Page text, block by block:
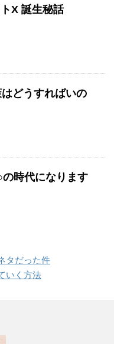
X 誕生秘話
どうすればいの
時代になります
タだった件
いく方法